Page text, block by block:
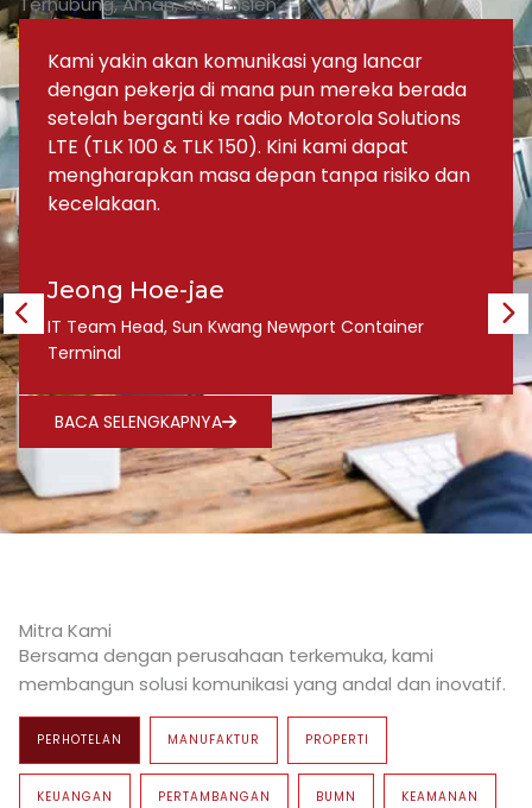
Jeong Hoe-jae
IT Team Head, Sun Kwang Newport Container
Terminal
Kami yakin akan komunikasi yang lancar
dengan pekerja di mana pun mereka berada
setelah berganti ke radio Motorola Solutions
LTE (TLK 100 & TLK 150). Kini kami dapat
mengharapkan masa depan tanpa risiko dan
kecelakaan.
BACA SELENGKAPNYA
Mitra Kami
Bersama dengan perusahaan terkemuka, kami
membangun solusi komunikasi yang andal dan inovatif.
PERHOTELAN MANUFAKTUR PROPERTI
KEUANGAN PERTAMBANGAN BUMN KEAMANAN